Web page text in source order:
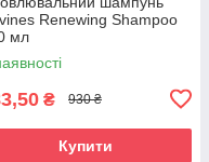
Renewing Shampoo
мл
₴ 930 ₴
Купити